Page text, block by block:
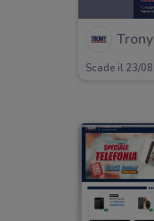
Trony
Scade il 23/08